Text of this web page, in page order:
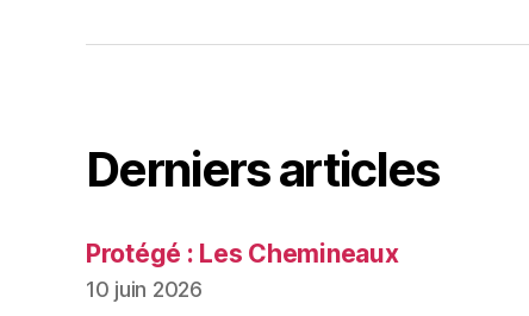
Derniers articles
Protégé : Les Chemineaux
10 juin 2026